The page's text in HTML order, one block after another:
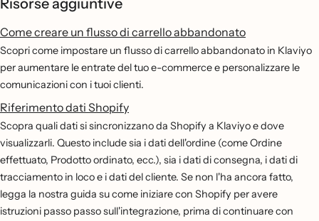
Come creare un flusso di carrello abbandonato
Scopri come impostare un flusso di carrello abbandonato in Klaviyo
per aumentare le entrate del tuo e-commerce e personalizzare le
comunicazioni con i tuoi clienti.
Riferimento dati Shopify
Scopra quali dati si sincronizzano da Shopify a Klaviyo e dove
visualizzarli. Questo include sia i dati dell'ordine (come Ordine
effettuato, Prodotto ordinato, ecc.), sia i dati di consegna, i dati di
tracciamento in loco e i dati del cliente. Se non l'ha ancora fatto,
legga la nostra guida su come iniziare con Shopify per avere
istruzioni passo passo sull'integrazione, prima di continuare con